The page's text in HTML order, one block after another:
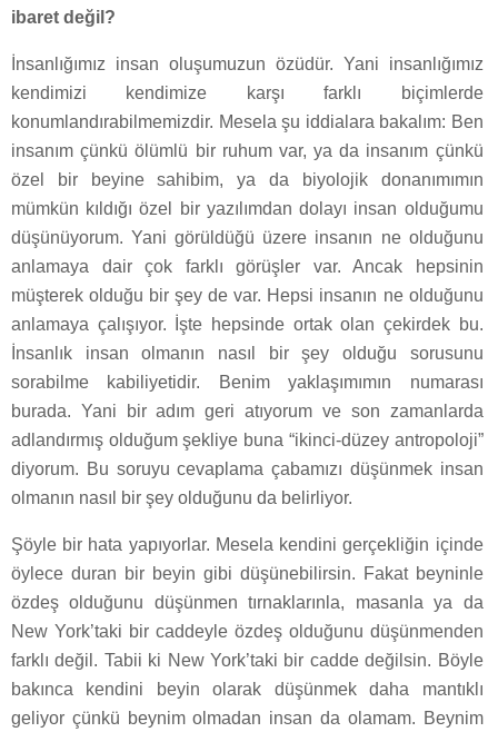
ibaret değil?
İnsanlığımız insan oluşumuzun özüdür. Yani insanlığımız
kendimizi kendimize karşı farklı biçimlerde
konumlandırabilmemizdir. Mesela şu iddialara bakalım: Ben
insanım çünkü ölümlü bir ruhum var, ya da insanım çünkü
özel bir beyine sahibim, ya da biyolojik donanımımın
mümkün kıldığı özel bir yazılımdan dolayı insan olduğumu
düşünüyorum. Yani görüldüğü üzere insanın ne olduğunu
anlamaya dair çok farklı görüşler var. Ancak hepsinin
müşterek olduğu bir şey de var. Hepsi insanın ne olduğunu
anlamaya çalışıyor. İşte hepsinde ortak olan çekirdek bu.
İnsanlık insan olmanın nasıl bir şey olduğu sorusunu
sorabilme kabiliyetidir. Benim yaklaşımımın numarası
burada. Yani bir adım geri atıyorum ve son zamanlarda
adlandırmış olduğum şekliye buna “ikinci-düzey antropoloji”
diyorum. Bu soruyu cevaplama çabamızı düşünmek insan
olmanın nasıl bir şey olduğunu da belirliyor.
Şöyle bir hata yapıyorlar. Mesela kendini gerçekliğin içinde
öylece duran bir beyin gibi düşünebilirsin. Fakat beyninle
özdeş olduğunu düşünmen tırnaklarınla, masanla ya da
New York’taki bir caddeyle özdeş olduğunu düşünmenden
farklı değil. Tabii ki New York’taki bir cadde değilsin. Böyle
bakınca kendini beyin olarak düşünmek daha mantıklı
geliyor çünkü beynim olmadan insan da olamam. Beynim